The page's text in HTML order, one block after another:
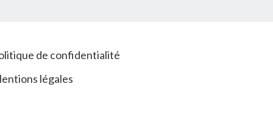
de confidentialité
légales